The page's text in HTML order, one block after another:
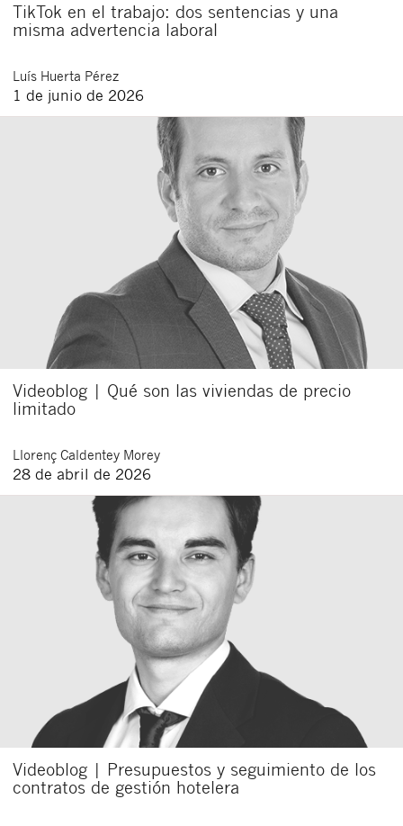
TikTok en el trabajo: dos sentencias y una
misma advertencia laboral
Luís Huerta Pérez
1 de junio de 2026
Videoblog | Qué son las viviendas de precio
limitado
Llorenç Caldentey Morey
28 de abril de 2026
Videoblog | Presupuestos y seguimiento de los
contratos de gestión hotelera